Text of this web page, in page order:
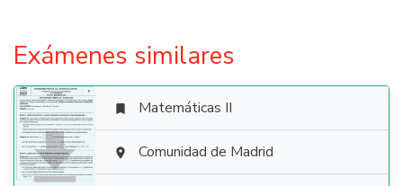
Exámenes similares

 Matemáticas II
 Comunidad de Madrid